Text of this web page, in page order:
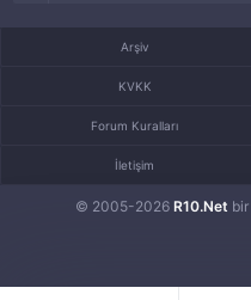
© 2005-2026 R10.Net bir
Arşiv
KVKK
Forum Kuralları
İletişim